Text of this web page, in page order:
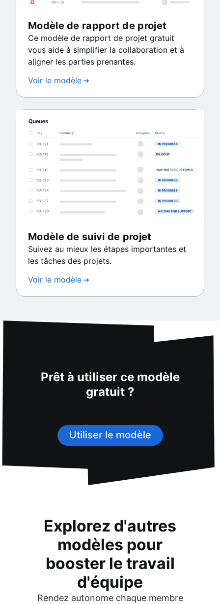
Modèle de rapport de projet
Ce modèle de rapport de projet gratuit
vous aide à simplifier la collaboration et à
aligner les parties prenantes.
Voir le modèle
Modèle de suivi de projet
Suivez au mieux les étapes importantes et
les tâches des projets.
Voir le modèle
Prêt à utiliser ce modèle
gratuit ?
Utiliser le modèle
Explorez d'autres
modèles pour
booster le travail
d'équipe
Rendez autonome chaque membre